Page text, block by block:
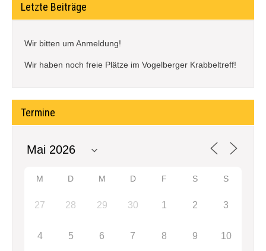
Letzte Beiträge
Wir bitten um Anmeldung!
Wir haben noch freie Plätze im Vogelberger Krabbeltreff!
Termine
M D M D F S S
27 28 29 30 1 2 3
4 5 6 7 8 9 10